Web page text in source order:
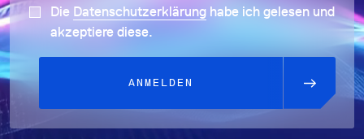
Die Datenschutzerklärunghabe ich gelesen und
akzeptiere diese.
ANMELDEN